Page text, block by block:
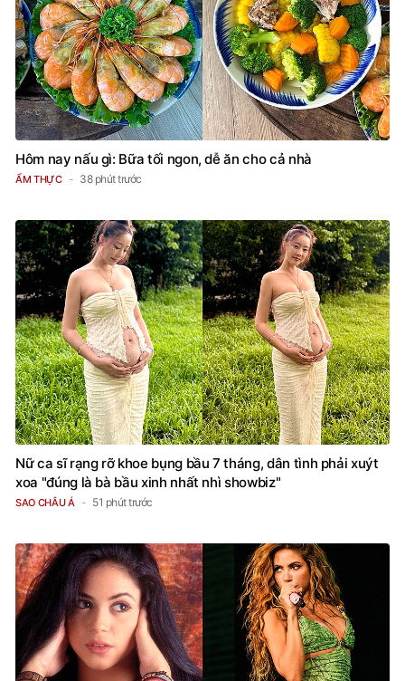
Hôm nay nấu gì: Bữa tối ngon, dễ ăn cho cả nhà
ẨM THỰC 38 phút trước
Nữ ca sĩ rạng rỡ khoe bụng bầu 7 tháng, dân tình phải xuýt
xoa "đúng là bà bầu xinh nhất nhì showbiz"
SAO CHÂU Á 51 phút trước